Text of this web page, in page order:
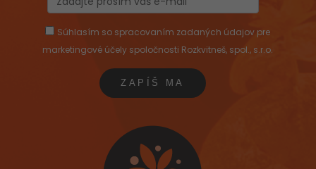
Súhlasím so spracovaním zadaných údajov pre
marketingové účely spoločnosti Rozkvitneš, spol., s.r.o.